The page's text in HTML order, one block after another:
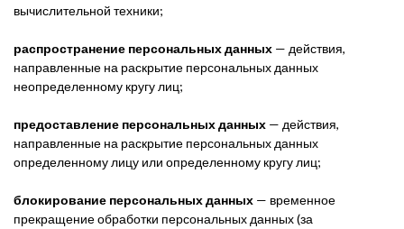
вычислительной техники;
распространение персональных данных — действия,
направленные на раскрытие персональных данных
неопределенному кругу лиц;
предоставление персональных данных — действия,
направленные на раскрытие персональных данных
определенному лицу или определенному кругу лиц;
блокирование персональных данных — временное
прекращение обработки персональных данных (за